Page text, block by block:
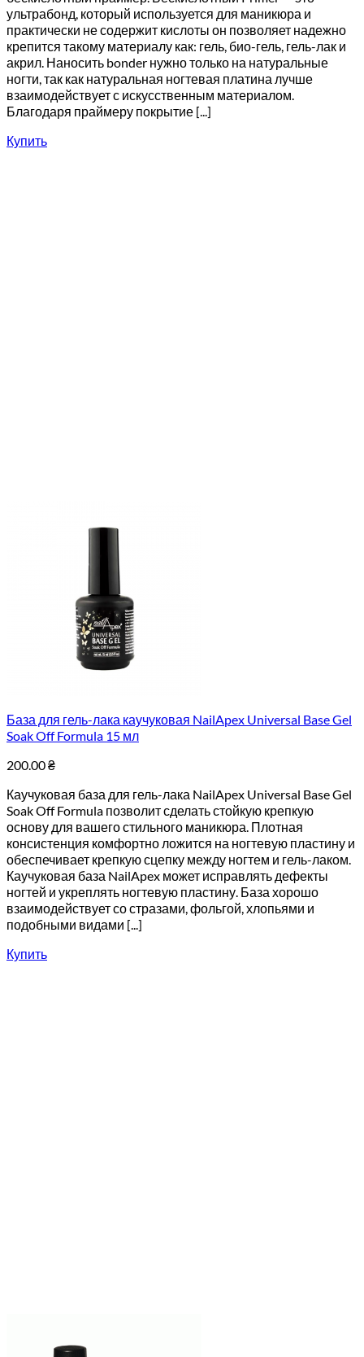
ультрабонд, который используется для маникюра и
практически не содержит кислоты он позволяет надежно
крепится такому материалу как: гель, био-гель, гель-лак и
акрил. Наносить bonder нужно только на натуральные
ногти, так как натуральная ногтевая платина лучше
взаимодействует с искусственным материалом.
Благодаря праймеру покрытие [...]
Купить
База для гель-лака каучуковая NailApex Universal Base Gel
Soak Off Formula 15 мл
200.00₴
Каучуковая база для гель-лака NailApex Universal Base Gel
Soak Off Formula позволит сделать стойкую крепкую
основу для вашего стильного маникюра. Плотная
консистенция комфортно ложится на ногтевую пластину и
обеспечивает крепкую сцепку между ногтем и гель-лаком.
Каучуковая база NailApex может исправлять дефекты
ногтей и укреплять ногтевую пластину. База хорошо
взаимодействует со стразами, фольгой, хлопьями и
подобными видами [...]
Купить